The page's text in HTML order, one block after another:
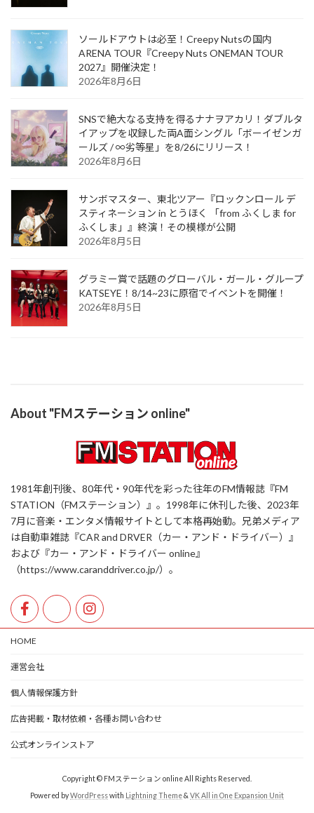
ソールドアウトは必至！Creepy Nutsの国内
ARENA TOUR『Creepy Nuts ONEMAN TOUR
2027』開催決定！
2026年8月6日
SNSで絶大なる支持を得るナナヲアカリ！ダブルタ
イアップを収録した両A面シングル「ボーイゼンガ
ールズ / ∞劣等星」を8/26にリリース！
2026年8月6日
サンボマスター、東北ツアー『ロックンロール デ
スティネーション in とうほく 「from ふくしま for
ふくしま」』終演！その模様が公開
2026年8月5日
グラミー賞で話題のグローバル・ガール・グループ
KATSEYE！8/14~23に原宿でイベントを開催！
2026年8月5日
About "FMステーション online"
1981年創刊後、80年代・90年代を彩った往年のFM情報誌『FM
STATION（FMステーション）』。1998年に休刊した後、2023年
7月に音楽・エンタメ情報サイトとして本格再始動。兄弟メディア
は自動車雑誌『CAR and DRVER（カー・アンド・ドライバー）』
および『カー・アンド・ドライバー online』
（https://www.caranddriver.co.jp/）。
HOME
運営会社
個人情報保護方針
広告掲載・取材依頼・各種お問い合わせ
公式オンラインストア
Copyright © FMステーション online All Rights Reserved.
Powered byWordPresswith Lightning Theme& VK All in One Expansion Unit